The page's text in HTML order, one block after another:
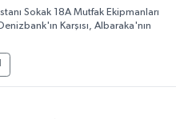
Sokak 18A Mutfak Ekipmanları
Karşısı, Albaraka'nın